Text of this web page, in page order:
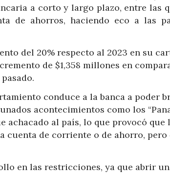
a corto y largo plazo, entre las
de ahorros, haciendo eco a las
del 20% respecto al 2023 en su
de $1,358 millones en
conduce a la banca a poder
acontecimientos como los
achacado al país, lo que provocó que
cuenta de corriente o de ahorro, pero
en las restricciones, ya que abrir